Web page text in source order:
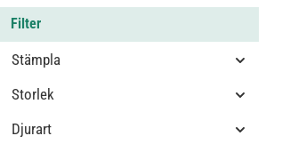
Filter
Stämpla
Storlek
Djurart